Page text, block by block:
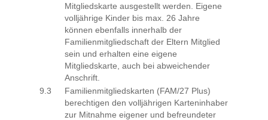
Mitgliedskarte ausgestellt werden. Eigene
volljährige Kinder bis max. 26 Jahre
können ebenfalls innerhalb der
Familienmitgliedschaft der Eltern Mitglied
sein und erhalten eine eigene
Mitgliedskarte, auch bei abweichender
Anschrift.
9.3
Familienmitgliedskarten (FAM/27 Plus)
berechtigen den volljährigen Karteninhaber
zur Mitnahme eigener und befreundeter